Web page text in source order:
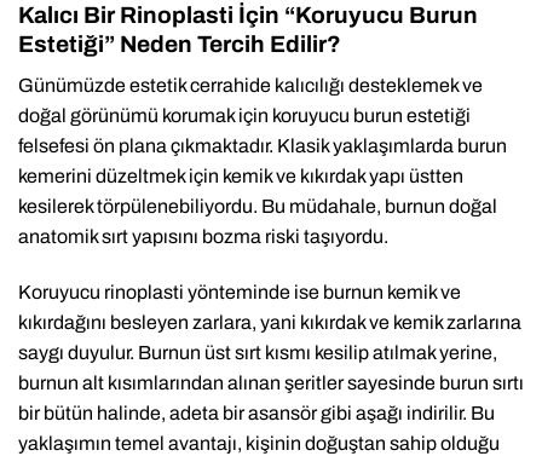
Kalıcı Bir Rinoplasti İçin “Koruyucu Burun
Estetiği” Neden Tercih Edilir?
Günümüzde estetik cerrahide kalıcılığı desteklemek ve
doğal görünümü korumak için koruyucu burun estetiği
felsefesi ön plana çıkmaktadır. Klasik yaklaşımlarda burun
kemerini düzeltmek için kemik ve kıkırdak yapı üstten
kesilerek törpülenebiliyordu. Bu müdahale, burnun doğal
anatomik sırt yapısını bozma riski taşıyordu.
Koruyucu rinoplasti yönteminde ise burnun kemik ve
kıkırdağını besleyen zarlara, yani kıkırdak ve kemik zarlarına
saygı duyulur. Burnun üst sırt kısmı kesilip atılmak yerine,
burnun alt kısımlarından alınan şeritler sayesinde burun sırtı
bir bütün halinde, adeta bir asansör gibi aşağı indirilir. Bu
yaklaşımın temel avantajı, kişinin doğuştan sahip olduğu